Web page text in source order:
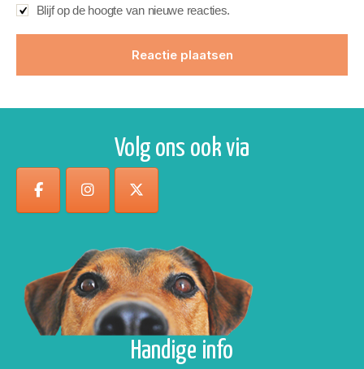
Blijf op de hoogte van nieuwe reacties.
Volg ons ook via
Handige info